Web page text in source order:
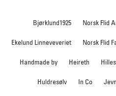
Bjørklund1925 Norsk Flid
Ekelund Linneveveriet Norsk Flid
Handmade by Heireth
Huldresølv In Co